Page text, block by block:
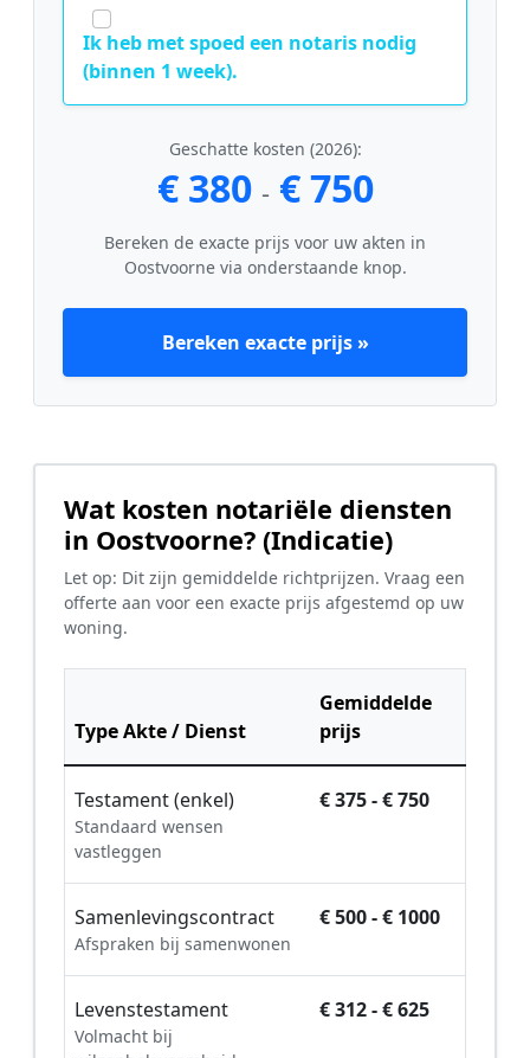
Ik heb met spoed een notaris nodig
(binnen 1 week).
Geschatte kosten (2026):
€ 380 - € 750
Bereken de exacte prijs voor uw akten in
Oostvoorne via onderstaande knop.
Bereken exacte prijs »
Wat kosten notariële diensten
in Oostvoorne? (Indicatie)
Let op: Dit zijn gemiddelde richtprijzen. Vraag een
offerte aan voor een exacte prijs afgestemd op uw
woning.
Type Akte / Dienst
Gemiddelde
prijs
Testament (enkel)
Standaard wensen
vastleggen
€ 375 - € 750
Samenlevingscontract
Afspraken bij samenwonen
€ 500 - € 1000
Levenstestament
Volmacht bij
€ 312 - € 625